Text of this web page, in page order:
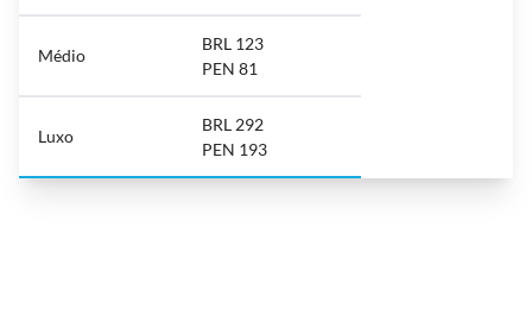
Médio
BRL 123
PEN 81
Luxo
BRL 292
PEN 193